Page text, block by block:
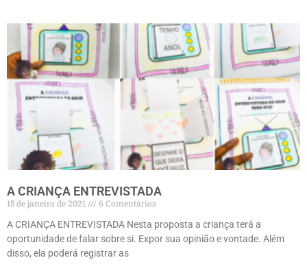
A CRIANÇA ENTREVISTADA
15 de janeiro de 2021
6 Comentários
A CRIANÇA ENTREVISTADA Nesta proposta a criança terá a
oportunidade de falar sobre si. Expor sua opinião e vontade. Além
disso, ela poderá registrar as